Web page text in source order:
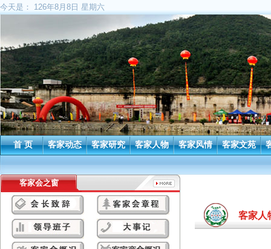
今天是： 126年8月8日 星期六
首 页 客家动态 客家研究 客家人物 客家风情 客家文苑
客家会之窗
客家人